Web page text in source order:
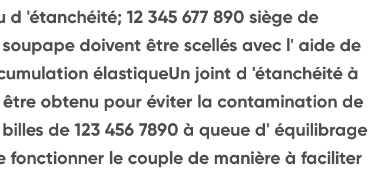
'étanchéité; 12 345 677 890 siège de
doivent être scellés avec l' aide de
élastiqueUn joint d 'étanchéité à
être obtenu pour éviter la contamination de
de 123 456 7890 à queue d' équilibrage
fonctionner le couple de manière à faciliter